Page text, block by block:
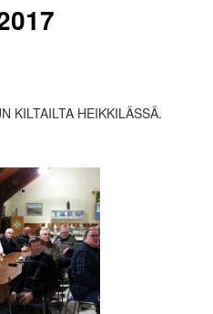
KILTAILTA HEIKKILÄSSÄ.